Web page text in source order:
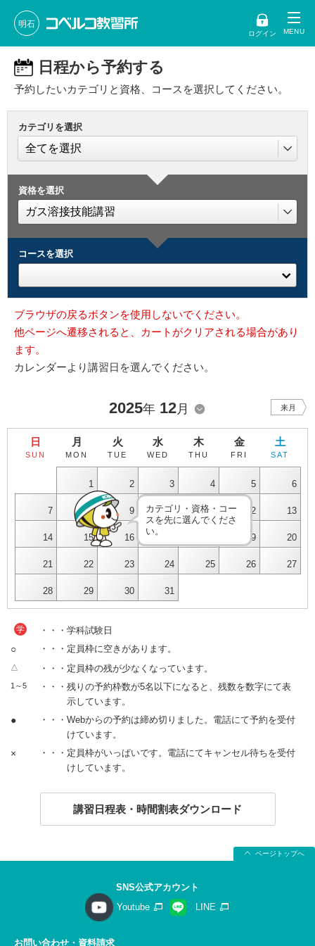
明石
ログイン
日程から予約する
予約したいカテゴリと資格、コースを選択してください。
カテゴリを選択
資格を選択
コースを選択
ブラウザの戻るボタンを使用しないでください。
他ページへ遷移されると、カートがクリアされる場合があり
ます。
カレンダーより講習日を選んでください。
2025年 12月 来月
日
SUN
月
MON
火
TUE
水
WED
木
THU
金
FRI
土
SAT
1 2 3 4 5 6
7 8 9 10 11 12 13
14 15 16 19 20
21 22 23 24 25 26 27
28 29 30 31
カテゴリ・資格・コー
スを先に選んでくださ
い。
学 ・・・学科試験日
○ ・・・定員枠に空きがあります。
△ ・・・定員枠の残が少なくなっています。
1～5
・・・残りの予約枠数が5名以下になると、残数を数字にて表
示しています。
●
・・・Webからの予約は締め切りました。電話にて予約を受付
けています。
×
・・・定員枠がいっぱいです。電話にてキャンセル待ちを受付
けしています。
講習日程表・時間割表ダウンロード
ページトップへ
SNS公式アカウント
Youtube
LINE
お問い合わせ・資料請求